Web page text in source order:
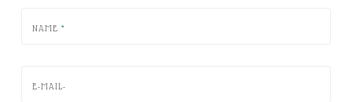
NAME *
E-MAIL-